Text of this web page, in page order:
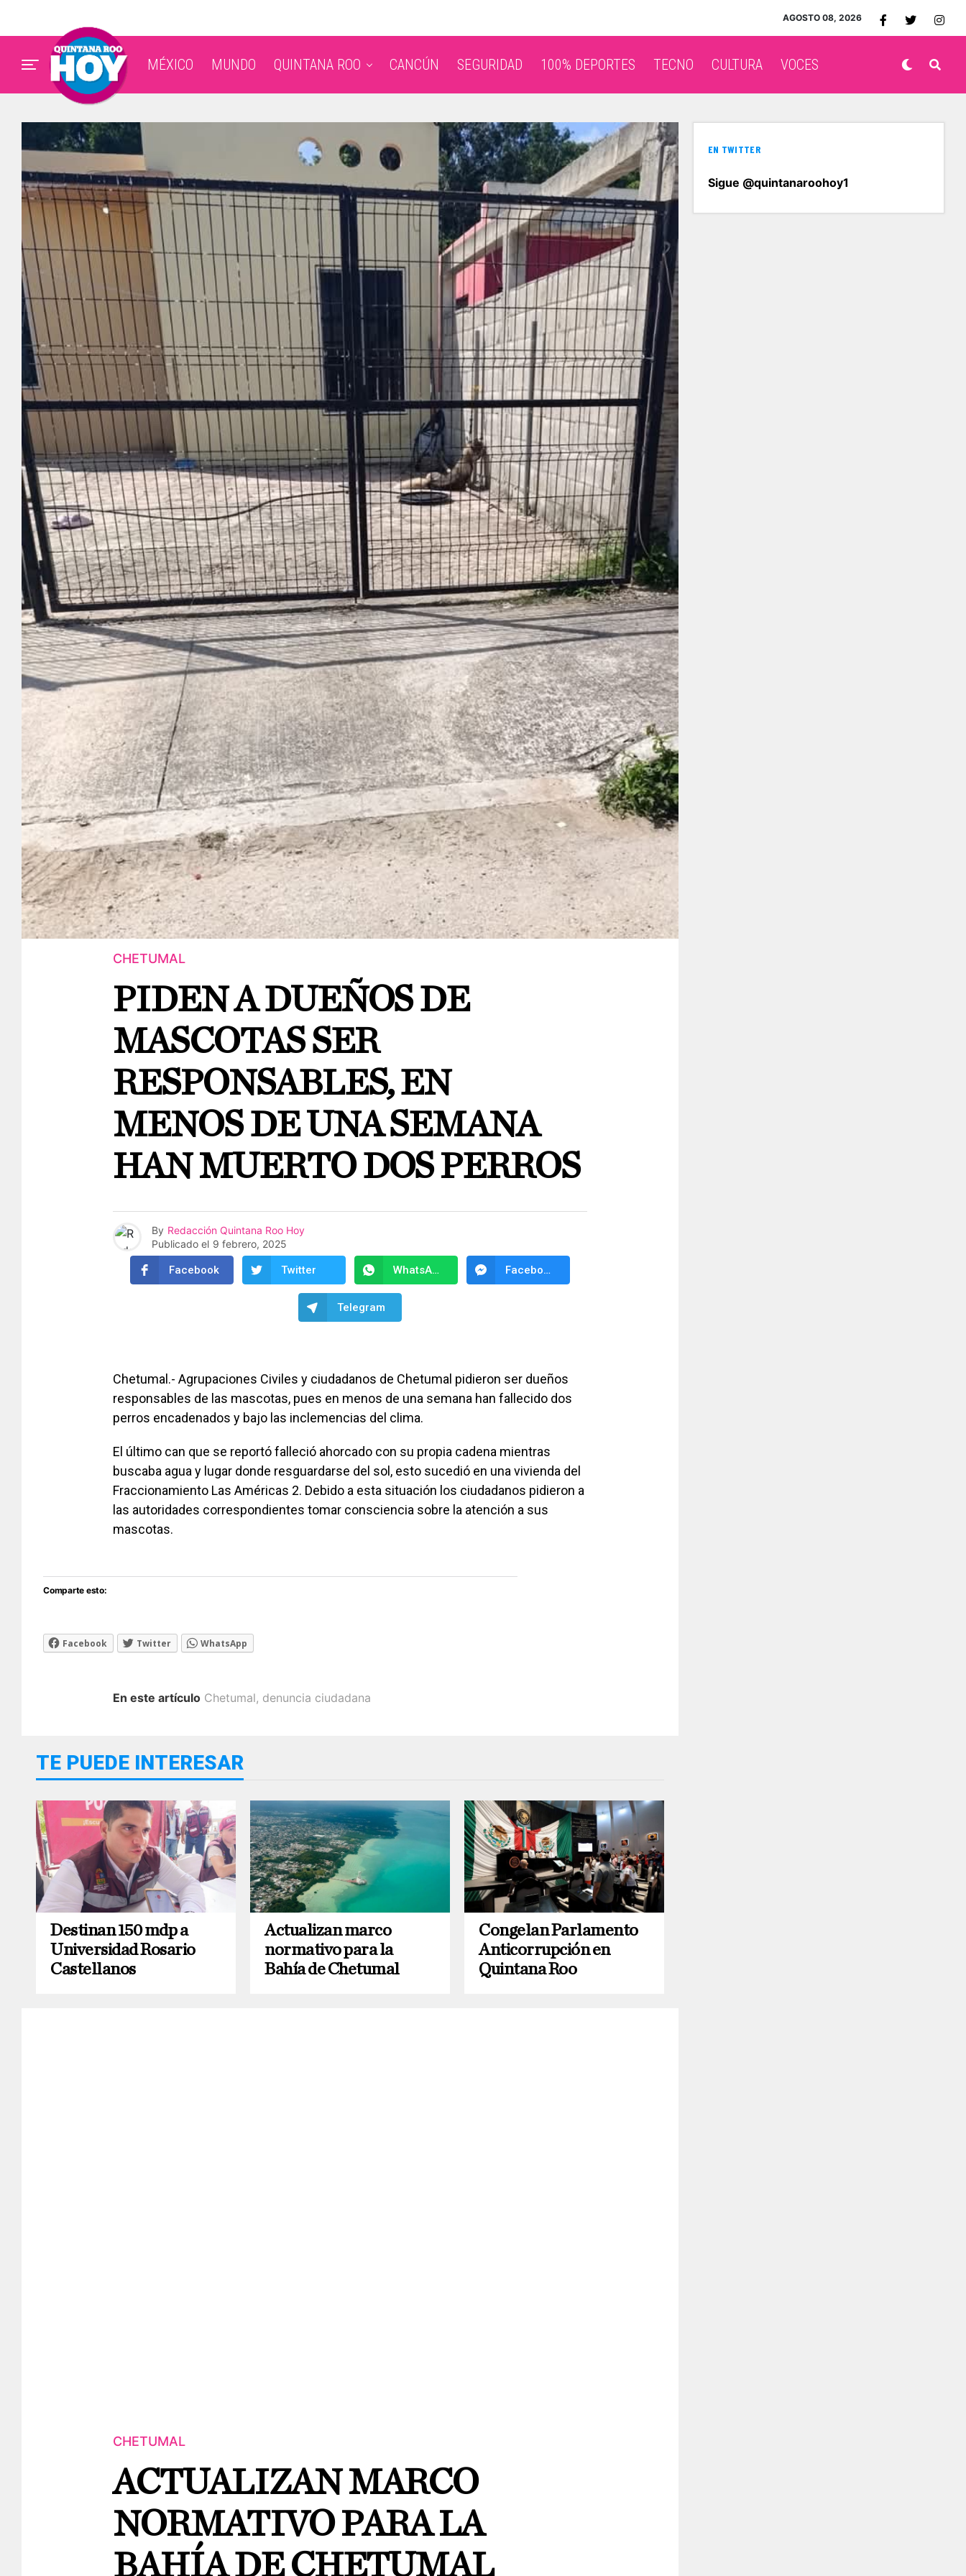
AGOSTO 08, 2026
MÉXICO MUNDO QUINTANA ROO CANCÚN SEGURIDAD 100% DEPORTES TECNO CULTURA VOCES
CHETUMAL
PIDEN A DUEÑOS DE
MASCOTAS SER
RESPONSABLES, EN
MENOS DE UNA SEMANA
HAN MUERTO DOS PERROS
By Redacción Quintana Roo Hoy
Publicado el 9 febrero, 2025
Facebook Twitter WhatsApp Facebook Messenger
Telegram
Chetumal.- Agrupaciones Civiles y ciudadanos de Chetumal pidieron ser dueños
responsables de las mascotas, pues en menos de una semana han fallecido dos
perros encadenados y bajo las inclemencias del clima.
El último can que se reportó falleció ahorcado con su propia cadena mientras
buscaba agua y lugar donde resguardarse del sol, esto sucedió en una vivienda del
Fraccionamiento Las Américas 2. Debido a esta situación los ciudadanos pidieron a
las autoridades correspondientes tomar consciencia sobre la atención a sus
mascotas.
Comparte esto:
Facebook Twitter WhatsApp
En este artículo Chetumal, denuncia ciudadana
TE PUEDE INTERESAR
Destinan 150 mdp a
Universidad Rosario
Castellanos
Actualizan marco
normativo para la
Bahía de Chetumal
Congelan Parlamento
Anticorrupción en
Quintana Roo
CHETUMAL
ACTUALIZAN MARCO
NORMATIVO PARA LA
BAHÍA DE CHETUMAL
EN TWITTER
Sigue @quintanaroohoy1